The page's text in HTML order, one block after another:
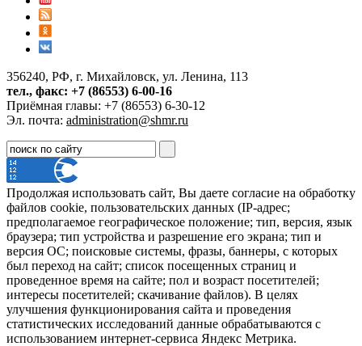
356240, РФ, г. Михайловск, ул. Ленина, 113
тел., факс: +7 (86553) 6-00-16
Приёмная главы: +7 (86553) 6-30-12
Эл. почта: administration@shmr.ru
Продолжая использовать сайт, Вы даете согласие на обработку
файлов cookie, пользовательских данных (IP-адрес;
предполагаемое географическое положение; тип, версия, язык
браузера; тип устройства и разрешение его экрана; тип и
версия ОС; поисковые системы, фразы, баннеры, с которых
был переход на сайт; список посещенных страниц и
проведенное время на сайте; пол и возраст посетителей;
интересы посетителей; скачивание файлов). В целях
улучшения функционирования сайта и проведения
статистических исследований данные обрабатываются с
использованием интернет-сервиса Яндекс Метрика.